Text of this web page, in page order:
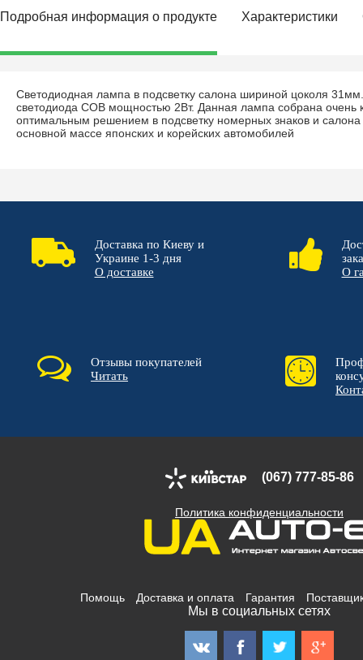
Подробная информация о продукте Характеристики
Светодиодная лампа в подсветку салона шириной цоколя
светодиода COB мощностью 2Вт. Данная лампа собрана очень
оптимальным решением в подсветку номерных знаков и
основной массе японских и корейских автомобилей
Доставка по Киеву и
Украине 1-3 дня
О доставке
О
Отзывы покупателей
Читать
(067) 777-85-86
Политика конфиденциальности
Помощь Доставка и оплата Гарантия
Мы в социальных сетях